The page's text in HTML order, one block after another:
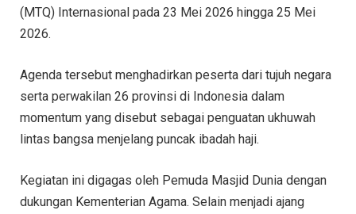
(MTQ) Internasional pada 23 Mei 2026 hingga 25 Mei
2026.
Agenda tersebut menghadirkan peserta dari tujuh negara
serta perwakilan 26 provinsi di Indonesia dalam
momentum yang disebut sebagai penguatan ukhuwah
lintas bangsa menjelang puncak ibadah haji.
Kegiatan ini digagas oleh Pemuda Masjid Dunia dengan
dukungan Kementerian Agama. Selain menjadi ajang